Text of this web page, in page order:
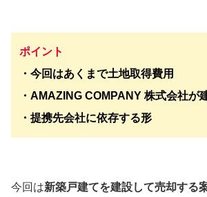
ポイント
・今回はあくまで土地取得費用
・AMAZING COMPANY 株式会社が
・提携先会社に依存する形
今回は新築戸建てを建設して売却する